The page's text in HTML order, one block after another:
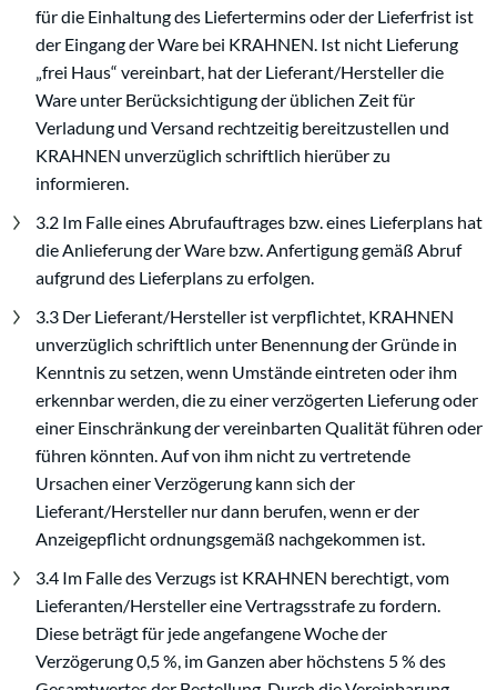
für die Einhaltung des Liefertermins oder der Lieferfrist ist
der Eingang der Ware bei KRAHNEN. Ist nicht Lieferung
„frei Haus“ vereinbart, hat der Lieferant/Hersteller die
Ware unter Berücksichtigung der üblichen Zeit für
Verladung und Versand rechtzeitig bereitzustellen und
KRAHNEN unverzüglich schriftlich hierüber zu
informieren.
3.2 Im Falle eines Abrufauftrages bzw. eines Lieferplans hat
die Anlieferung der Ware bzw. Anfertigung gemäß Abruf
aufgrund des Lieferplans zu erfolgen.
3.3 Der Lieferant/Hersteller ist verpflichtet, KRAHNEN
unverzüglich schriftlich unter Benennung der Gründe in
Kenntnis zu setzen, wenn Umstände eintreten oder ihm
erkennbar werden, die zu einer verzögerten Lieferung oder
einer Einschränkung der vereinbarten Qualität führen oder
führen könnten. Auf von ihm nicht zu vertretende
Ursachen einer Verzögerung kann sich der
Lieferant/Hersteller nur dann berufen, wenn er der
Anzeigepflicht ordnungsgemäß nachgekommen ist.
3.4 Im Falle des Verzugs ist KRAHNEN berechtigt, vom
Lieferanten/Hersteller eine Vertragsstrafe zu fordern.
Diese beträgt für jede angefangene Woche der
Verzögerung 0,5 %, im Ganzen aber höchstens 5 % des